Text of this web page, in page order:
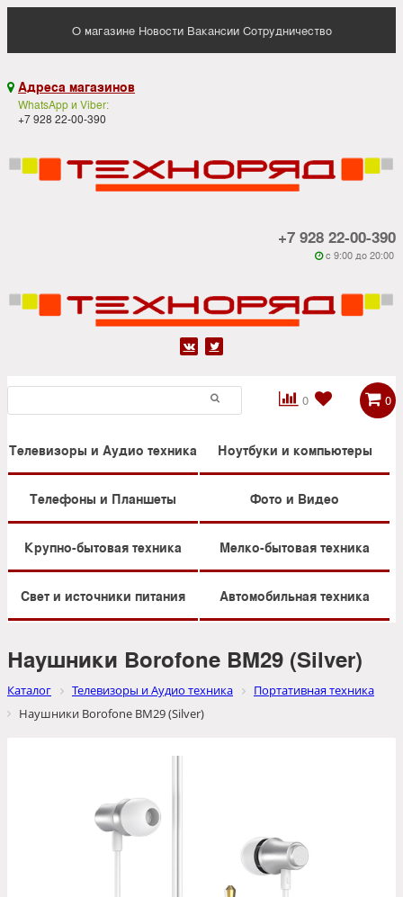
О магазине Новости Вакансии Сотрудничество
 Адреса магазинов
WhatsApp и Viber:
+7 928 22-00-390
+7 928 22-00-390
 c 9:00 до 20:00
 
0

 0
Телевизоры и Аудио техника Ноутбуки и компьютеры
Телефоны и Планшеты Фото и Видео
Крупно-бытовая техника Мелко-бытовая техника
Свет и источники питания Автомобильная техника
Наушники Borofone BM29 (Silver)
Каталог Телевизоры и Аудио техника
Портативная техника
Наушники Borofone BM29 (Silver)